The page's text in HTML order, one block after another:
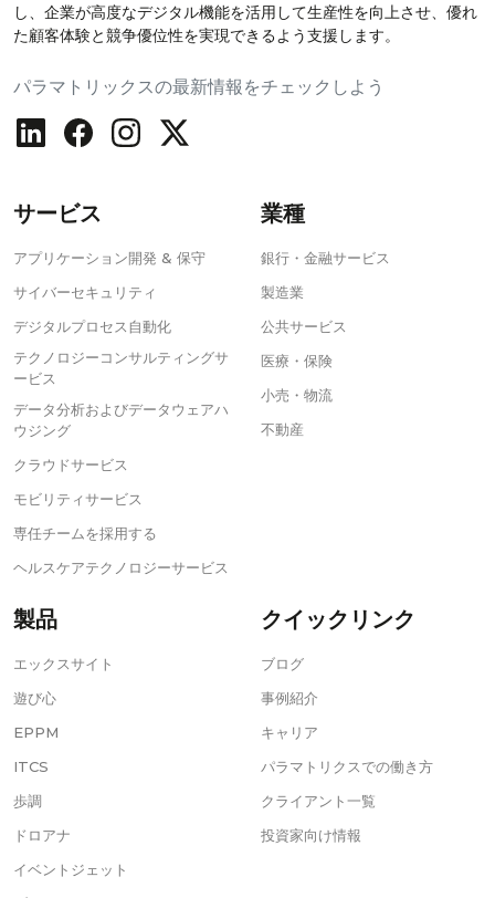
し、企業が高度なデジタル機能を活用して生産性を向上させ、優れ
た顧客体験と競争優位性を実現できるよう支援します。
パラマトリックスの最新情報をチェックしよう
サービス
アプリケーション開発 & 保守
サイバーセキュリティ
デジタルプロセス自動化
テクノロジーコンサルティングサ
ービス
データ分析およびデータウェアハ
ウジング
クラウドサービス
モビリティサービス
専任チームを採用する
ヘルスケアテクノロジーサービス
業種
銀行・金融サービス
製造業
公共サービス
医療・保険
小売・物流
不動産
製品
エックスサイト
遊び心
EPPM
ITCS
歩調
ドロアナ
イベントジェット
クイックリンク
ブログ
事例紹介
キャリア
パラマトリクスでの働き方
クライアント一覧
投資家向け情報